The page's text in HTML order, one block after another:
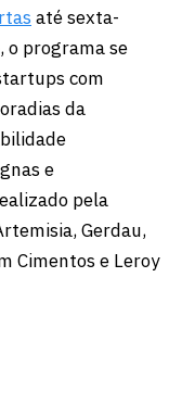
até sexta-
o programa se
com
da
e
pela
Gerdau,
Cimentos e Leroy